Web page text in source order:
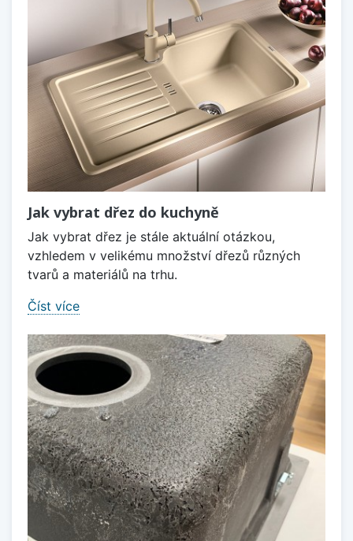
Jak vybrat dřez do kuchyně
Jak vybrat dřez je stále aktuální otázkou,
vzhledem v velikému množství dřezů různých
tvarů a materiálů na trhu.
Číst více